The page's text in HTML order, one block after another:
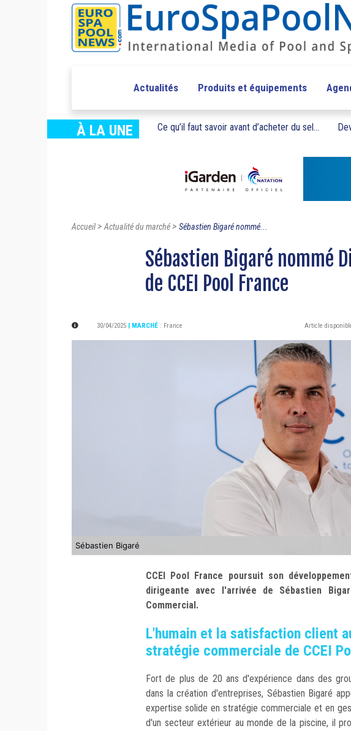
Actualités Produits et équipements
À LA UNE Ce qu’il faut savoir avant d’acheter du sel...
Accueil>Actualité du marché> Sébastien Bigaré nommé...
Sébastien Bigaré nommé
de CCEI Pool France
30/04/2025 | MARCHÉ : France Article
Sébastien Bigaré
CCEI Pool France poursuit son
dirigeante avec l'arrivée de Sébastien
Commercial.
L'humain et la satisfaction client
stratégie commerciale de CCEI
Fort de plus de 20 ans d'expérience dans des
dans la création d'entreprises, Sébastien Bigaré
expertise solide en stratégie commerciale et en
d'un secteur extérieur au monde de la piscine, il